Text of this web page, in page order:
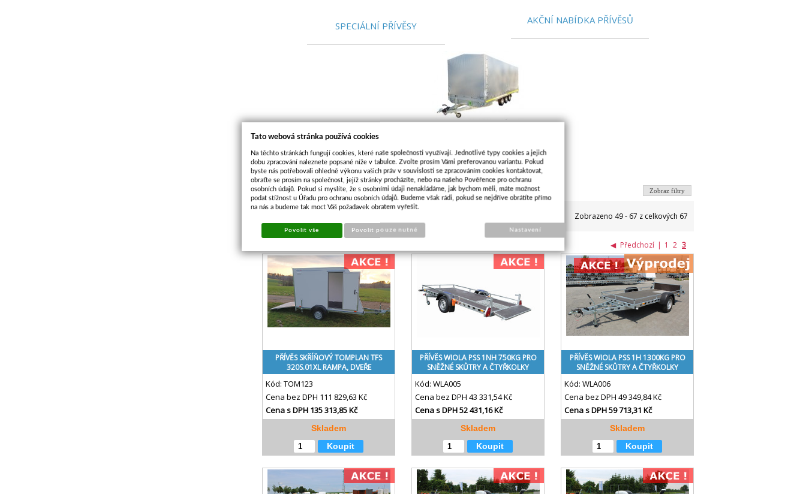
SPECIÁLNÍ PŘÍVĚSY AKČNÍ NABÍDKA PŘÍVĚSŮ
PŘÍVĚSY S PLACHTOU
Zobraz filtry
Zobrazeno 49 - 67 z celkových 67
◀ Předchozí | 1 2 3
PŘÍVĚS SKŘÍŇOVÝ TOMPLAN TFS
320S.01XL RAMPA, DVEŘE
Kód: TOM123
Cena bez DPH 111 829,63 Kč
Cena s DPH 135 313,85 Kč
Skladem
Koupit
PŘÍVĚS WIOLA PSS 1NH 750KG PRO
SNĚŽNÉ SKŮTRY A ČTYŘKOLKY
Kód: WLA005
Cena bez DPH 43 331,54 Kč
Cena s DPH52 431,16 Kč
Skladem
Koupit
PŘÍVĚS WIOLA PSS 1H 1300KG PRO
SNĚŽNÉ SKŮTRY A ČTYŘKOLKY
Kód: WLA006
Cena bez DPH 49 349,84 Kč
Cena s DPH59 713,31 Kč
Skladem
Koupit
Tato webová stránka používá cookies
Na těchto stránkách fungují cookies, které naše společnosti využívají. Jednotlivé typy cookies a jejich
dobu zpracování naleznete popsané níže v tabulce. Zvolte prosím Vámi preferovanou variantu. Pokud
byste nás potřebovali ohledně výkonu vašich práv v souvislosti se zpracováním cookies kontaktovat,
obraťte se prosím na společnost, jejíž stránky procházíte, nebo na našeho Pověřence pro ochranu
osobních údajů. Pokud si myslíte, že s osobními údaji nenakládáme, jak bychom měli, máte možnost
podat stížnost u Úřadu pro ochranu osobních údajů. Budeme však rádi, pokud se nejdříve obrátíte přímo
na nás a budeme tak moct Váš požadavek obratem vyřešit.
Povolit vše Povolit pouze nutné Nastavení